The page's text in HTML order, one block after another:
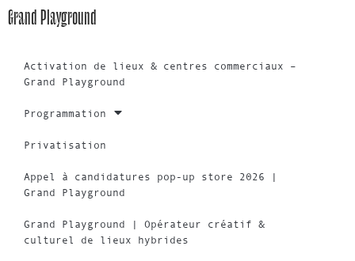
Grand Playground
Activation de lieux & centres commerciaux –
Grand Playground
Programmation
Privatisation
Appel à candidatures pop-up store 2026 |
Grand Playground
Grand Playground | Opérateur créatif &
culturel de lieux hybrides